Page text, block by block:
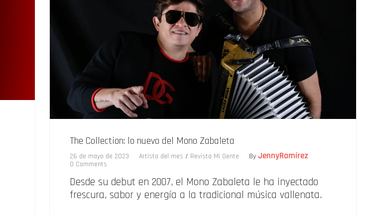
The Collection: lo nuevo del Mono Zabaleta
26 de mayo de 2023 Artista del mes / Revista Mi Gente By JennyRamírez
0 Comments
Desde su debut en 2007, el Mono Zabaleta le ha inyectado
frescura, sabor y energía a la tradicional música vallenata.